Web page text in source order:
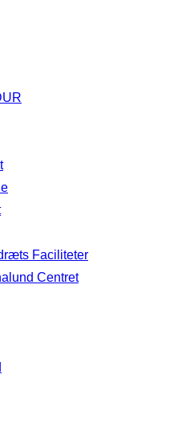
Faciliteter
Centret